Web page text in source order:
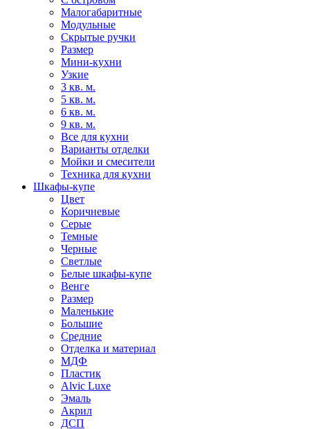
Малогабаритные
Модульные
Скрытые ручки
Размер
Мини-кухни
Узкие
3 кв. м.
5 кв. м.
6 кв. м.
9 кв. м.
Все для кухни
Варианты отделки
Мойки и смесители
Техника для кухни
Шкафы-купе
Цвет
Коричневые
Серые
Темные
Черные
Светлые
Белые шкафы-купе
Венге
Размер
Маленькие
Большие
Средние
Отделка и материал
МДФ
Пластик
Alvic Luxe
Эмаль
Акрил
ДСП